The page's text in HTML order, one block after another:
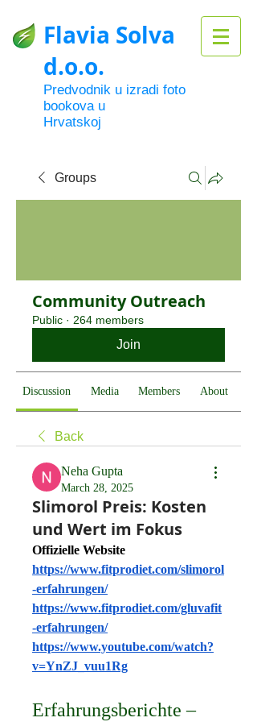
Flavia Solva
d.o.o.
Predvodnik u izradi foto
bookova u
Hrvatskoj
Groups
Community Outreach
Public · 264 members
Join
Discussion Media Members About
Back
Neha Gupta
March 28, 2025
Slimorol Preis: Kosten
und Wert im Fokus
Offizielle Website
https://www.fitprodiet.com/slimorol
-erfahrungen/
https://www.fitprodiet.com/gluvafit
-erfahrungen/
https://www.youtube.com/watch?
v=YnZJ_vuu1Rg
Erfahrungsberichte –